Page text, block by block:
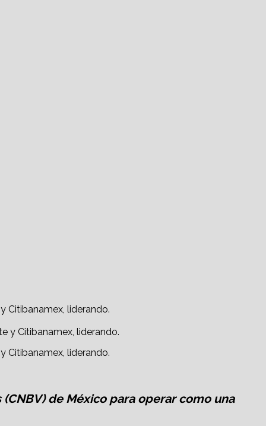
Citibanamex, liderando.
Citibanamex, liderando.
de México para operar como una